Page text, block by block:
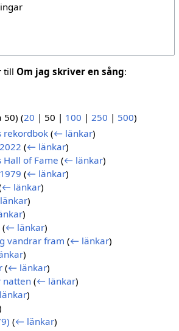
till Om jag skriver en sång:
50) (20 | 50 | 100 | 250 | 500)
rekordbok (← länkar)
(← länkar)
of Fame (← länkar)
(← länkar)
← länkar)
)
)
(← länkar)
vandrar fram (← länkar)
)
(← länkar)
natten (← länkar)
)
(← länkar)